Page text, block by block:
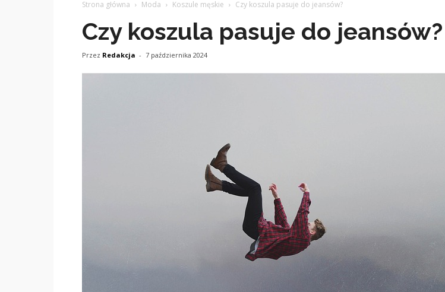
Strona główna Moda Koszule męskie Czy koszula pasuje do jeansów?
Czy koszula pasuje do jeansów?
Przez Redakcja - 7 października 2024